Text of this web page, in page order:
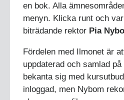
en bok. Alla
menyn. Klicka runt och
biträdande rektor Pia
Fördelen med Ilmonet är
uppdaterad och samlad
bekanta sig med
inloggad, men Nybom